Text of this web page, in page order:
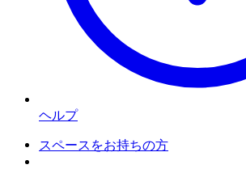
ヘルプ
スペースをお持ちの方